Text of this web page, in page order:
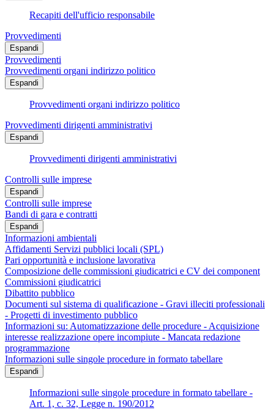
Recapiti dell'ufficio responsabile
Provvedimenti
Espandi
Provvedimenti
Provvedimenti organi indirizzo politico
Espandi
Provvedimenti organi indirizzo politico
Provvedimenti dirigenti amministrativi
Espandi
Provvedimenti dirigenti amministrativi
Controlli sulle imprese
Espandi
Controlli sulle imprese
Bandi di gara e contratti
Espandi
Informazioni ambientali
Affidamenti Servizi pubblici locali (SPL)
Pari opportunità e inclusione lavorativa
Composizione delle commissioni giudicatrici e CV dei component
Commissioni giudicatrici
Dibattito pubblico
Documenti sul sistema di qualificazione - Gravi illeciti professionali
- Progetti di investimento pubblico
Informazioni su: Automatizzazione delle procedure - Acquisizione
interesse realizzazione opere incompiute - Mancata redazione
programmazione
Informazioni sulle singole procedure in formato tabellare
Espandi
Informazioni sulle singole procedure in formato tabellare -
Art. 1, c. 32, Legge n. 190/2012